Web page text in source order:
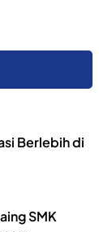
Berlebih di
SMK